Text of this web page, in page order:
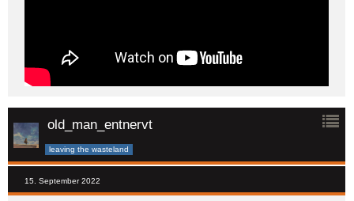
old_man_entnervt
leaving the wasteland
15. September 2022